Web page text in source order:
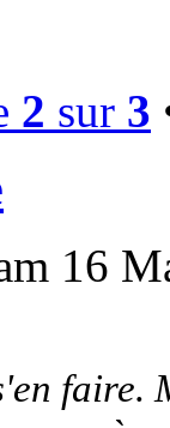
2 sur 3
16
faire.